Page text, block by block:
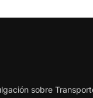
sobre